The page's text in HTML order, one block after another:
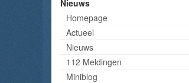
Nieuws
Homepage
Actueel
Nieuws
112 Meldingen
Miniblog